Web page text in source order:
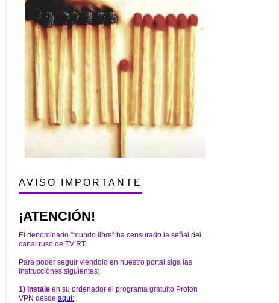
AVISO IMPORTANTE
¡ATENCIÓN!
El denominado "mundo libre" ha censurado la señal del
canal ruso de TV RT.
Para poder seguir viéndolo en nuestro portal siga las
instrucciones siguientes:
1) Instale en su ordenador el programa gratuito Proton
VPN desde aquí: